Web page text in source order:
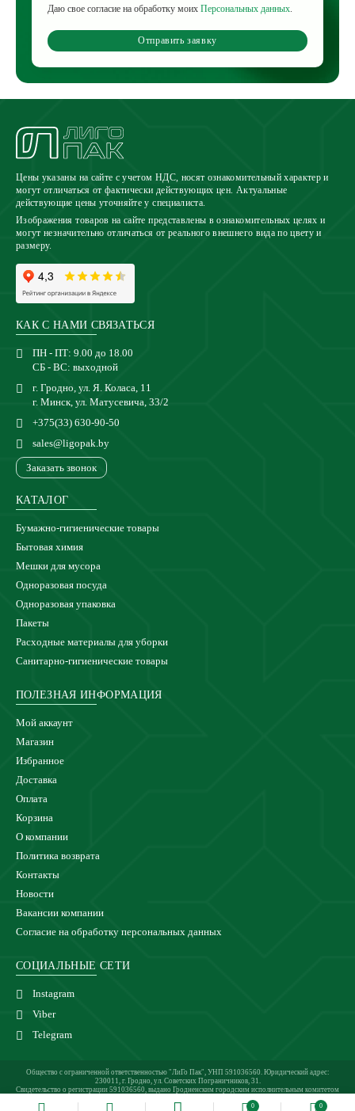
0 0
Даю свое согласие на обработку моих Персональных данных.
Отправить заявку
Цены указаны на сайте с учетом НДС, носят ознакомительный характер и
могут отличаться от фактически действующих цен. Актуальные
действующие цены уточняйте у специалиста.
Изображения товаров на сайте представлены в ознакомительных целях и
могут незначительно отличаться от реального внешнего вида по цвету и
размеру.
КАК С НАМИ СВЯЗАТЬСЯ
ПН - ПТ: 9.00 до 18.00
СБ - ВС: выходной
г. Гродно, ул. Я. Коласа, 11
г. Минск, ул. Матусевича, 33/2
+375(33) 630-90-50
sales@ligopak.by
Заказать звонок
КАТАЛОГ
Бумажно-гигиенические товары
Бытовая химия
Мешки для мусора
Одноразовая посуда
Одноразовая упаковка
Пакеты
Расходные материалы для уборки
Санитарно-гигиенические товары
ПОЛЕЗНАЯ ИНФОРМАЦИЯ
Мой аккаунт
Магазин
Избранное
Доставка
Оплата
Корзина
О компании
Политика возврата
Контакты
Новости
Вакансии компании
Согласие на обработку персональных данных
СОЦИАЛЬНЫЕ СЕТИ
Instagram
Viber
Telegram
Общество с ограниченной ответственностью "ЛиГо Пак", УНП 591036560. Юридический адрес:
230011, г. Гродно, ул. Советских Пограничников, 31.
Свидетельство о регистрации 591036560, выдано Гродненским городским исполнительным комитетом
Магазин зарегистрирован в Торговом реестре 27.05.2021 под №510921.